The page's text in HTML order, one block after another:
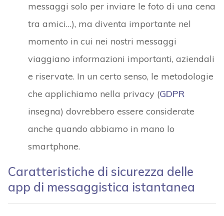
messaggi solo per inviare le foto di una cena
tra amici…), ma diventa importante nel
momento in cui nei nostri messaggi
viaggiano informazioni importanti, aziendali
e riservate. In un certo senso, le metodologie
che applichiamo nella privacy (GDPR
insegna) dovrebbero essere considerate
anche quando abbiamo in mano lo
smartphone.
Caratteristiche di sicurezza delle
app di messaggistica istantanea